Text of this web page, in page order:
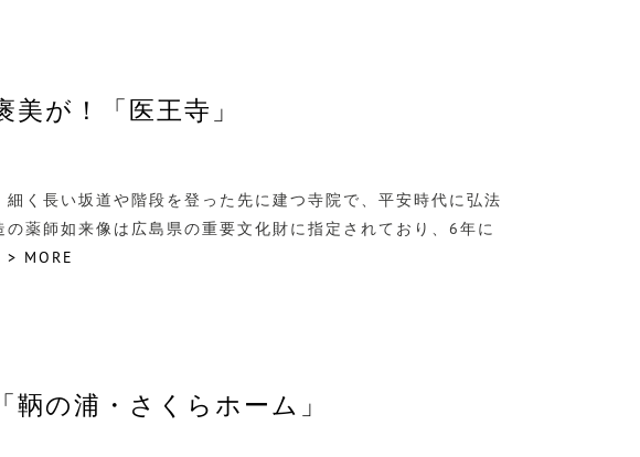
が！「医王寺」
く長い坂道や階段を登った先に建つ寺院で、平安時代に弘法
薬師如来像は広島県の重要文化財に指定されており、6年に
> MORE
の浦・さくらホーム」